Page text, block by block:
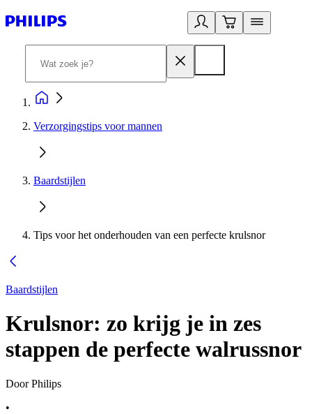
Verzorgingstips voor mannen
Baardstijlen
Tips voor het onderhouden van een perfecte krulsnor
Baardstijlen
Krulsnor: zo krijg je in zes
stappen de perfecte walrussnor
Door Philips
•